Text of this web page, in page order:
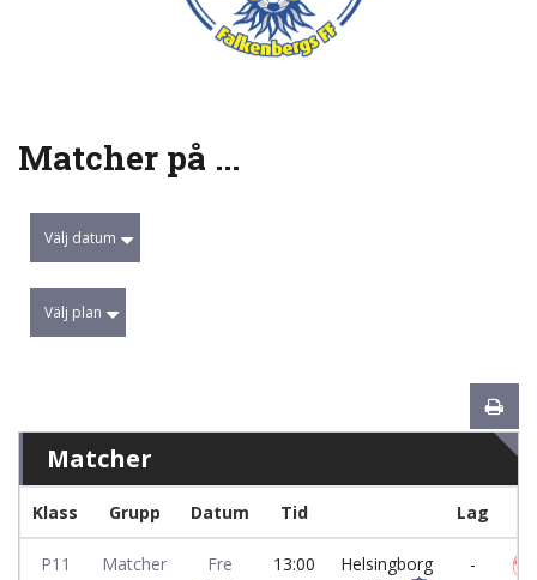
Matcher på ...
Välj datum
Välj plan
Matcher
Klass Grupp Datum Tid Lag
P11 Matcher
Fre
13:00
Helsingborg
-